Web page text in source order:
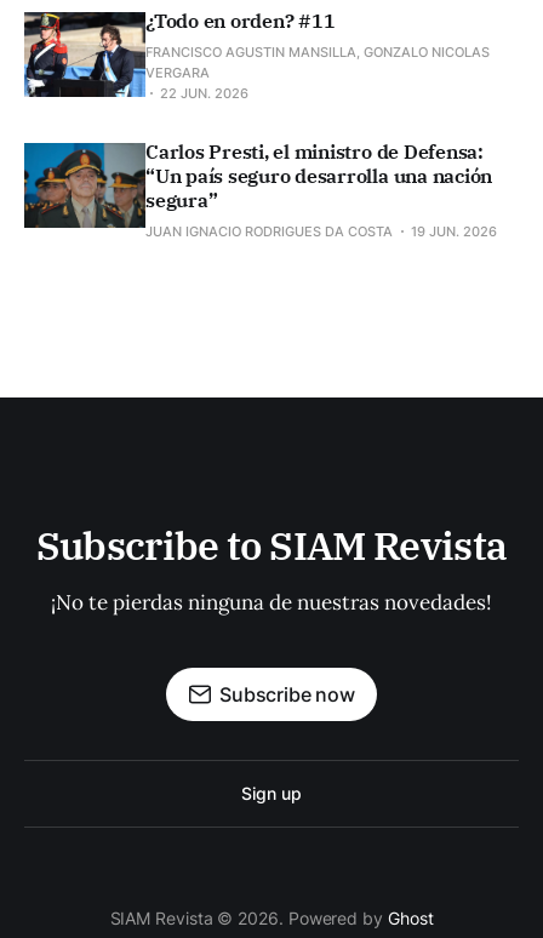
¿Todo en orden? #11
FRANCISCO AGUSTIN MANSILLA, GONZALO NICOLAS
VERGARA
22 JUN. 2026
Carlos Presti, el ministro de Defensa:
“Un país seguro desarrolla una nación
segura”
JUAN IGNACIO RODRIGUES DA COSTA 19 JUN. 2026
Subscribe to SIAM Revista
¡No te pierdas ninguna de nuestras novedades!
Subscribe now
Sign up
SIAM Revista © 2026. Powered by Ghost